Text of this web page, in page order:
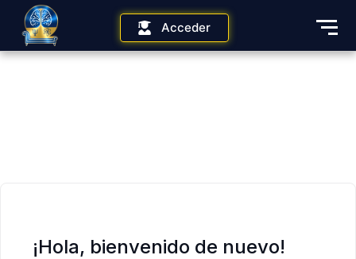
Acceder
¡Hola, bienvenido de nuevo!